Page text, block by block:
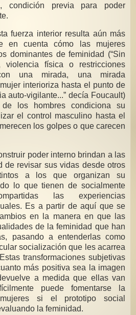
condición previa para poder
fuerza interior resulta aún más
mujeres
dominantes de feminidad (“Sin
violencia física o restricciones
una mirada
interioriza hasta el punto de
auto-vigilante...” decía Foucault)
su
el control masculino hasta el
los golpes o que carecen
poder interno brindan a las
a los que organizan su
lo que tienen de socialmente
las experiencias
Es a partir de aquí que se
feminidad que han
pasando a entenderlas como
subjetivas
más positiva sea la imagen
a medida que ellas van
fomentarse la
si el prototipo social
sigue devaluando la feminidad.